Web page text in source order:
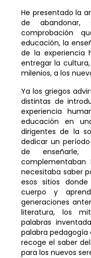
He presentado la
de abandonar,
comprobación
educación, la
de la experiencia
entregar la
milenios, a los
Ya los griegos
distintas de
experiencia
educación en
dirigentes de la
dedicar un
de enseñarle,
necesitaba saber
esos sitios
cuerpo y
generaciones
literatura, los
palabras
palabra pedagogía
recoge el saber
para los nuevos